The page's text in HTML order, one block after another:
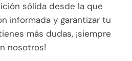
sólida desde la que
informada y garantizar tu
más dudas, ¡siempre
nosotros!